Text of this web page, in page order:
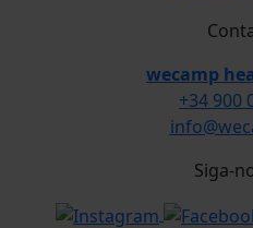
wecamp
+34 900
Siga-